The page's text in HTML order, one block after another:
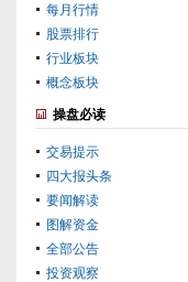
每月行情
股票排行
行业板块
概念板块
操盘必读
交易提示
四大报头条
要闻解读
图解资金
全部公告
投资观察